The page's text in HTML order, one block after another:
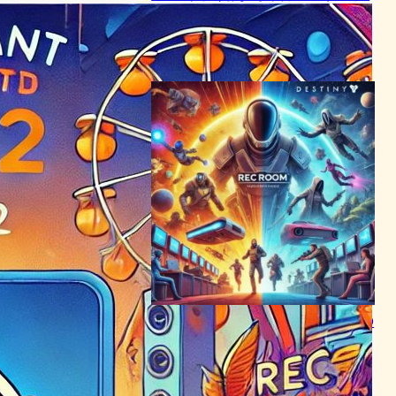
表まで
VR/ARニュース
2024年6月17日11:14
Rec RoomとDestiny 2が夢の
コラボ、新たなVR冒険が始
まる！
VR/ARニュース｜